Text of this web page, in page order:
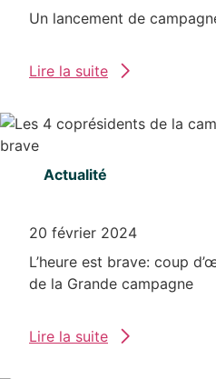
Un lancement de
Lire la suite
Actualité
20 février 2024
L’heure est brave: coup
de la Grande campagne
Lire la suite